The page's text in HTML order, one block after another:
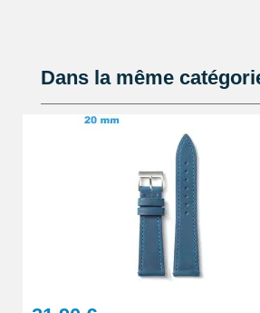
32,90 €
Pointeau de pose
4,90 €
Kit Réparation
4,90 €
Dans la même